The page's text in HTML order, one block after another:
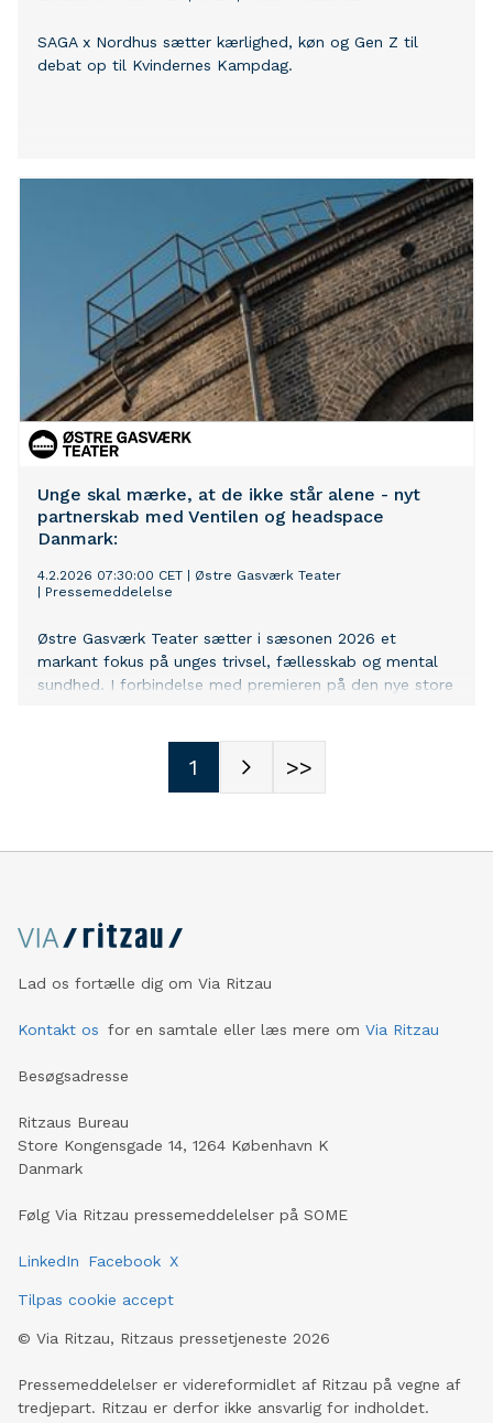
SAGA x Nordhus sætter kærlighed, køn og Gen Z til
debat op til Kvindernes Kampdag.
Unge skal mærke, at de ikke står alene - nyt
partnerskab med Ventilen og headspace
Danmark:
4.2.2026 07:30:00 CET
Østre Gasværk Teater
Pressemeddelelse
Østre Gasværk Teater sætter i sæsonen 2026 et
markant fokus på unges trivsel, fællesskab og mental
sundhed. I forbindelse med premieren på den nye store
Danmark – to organisationer, der dagligt møder unge i
1 >>
Lad os fortælle dig om Via Ritzau
Kontakt os for en samtale eller læs mere om Via Ritzau
Besøgsadresse
Ritzaus Bureau
Store Kongensgade 14, 1264 København K
Danmark
Følg Via Ritzau pressemeddelelser på SOME
LinkedIn Facebook X
Tilpas cookie accept
© Via Ritzau, Ritzaus pressetjeneste 2026
Pressemeddelelser er videreformidlet af Ritzau på vegne af
tredjepart. Ritzau er derfor ikke ansvarlig for indholdet.